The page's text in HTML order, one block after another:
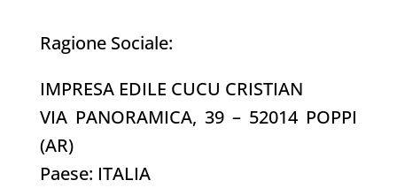
Ragione Sociale:
IMPRESA EDILE CUCU CRISTIAN
VIA PANORAMICA, 39 – 52014 POPPI
(AR)
Paese: ITALIA